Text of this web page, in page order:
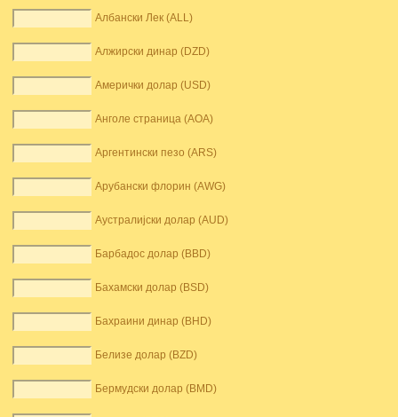
Албански Лек (ALL)
Алжирски динар (DZD)
Амерички долар (USD)
Анголе страница (AOA)
Аргентински пезо (ARS)
Арубански флорин (AWG)
Аустралијски долар (AUD)
Барбадос долар (BBD)
Бахамски долар (BSD)
Бахраини динар (BHD)
Белизе долар (BZD)
Бермудски долар (BMD)